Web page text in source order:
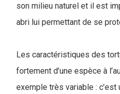
son milieu naturel et il est
abri lui permettant de se
Les caractéristiques des
fortement d’une espèce à
exemple très variable : c’est